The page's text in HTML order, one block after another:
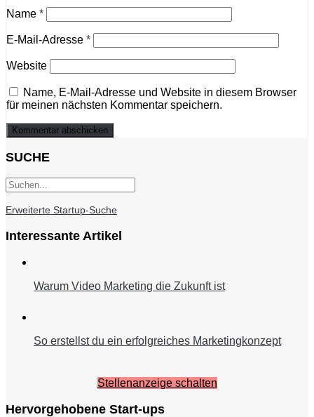
Name *
E-Mail-Adresse *
Website
Name, E-Mail-Adresse und Website in diesem Browser
für meinen nächsten Kommentar speichern.
SUCHE
Erweiterte Startup-Suche
Interessante Artikel
Warum Video Marketing die Zukunft ist
So erstellst du ein erfolgreiches Marketingkonzept
Stellenanzeige schalten
Hervorgehobene Start-ups